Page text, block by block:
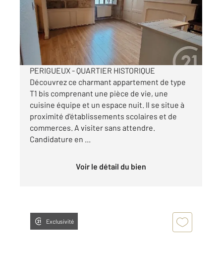
Appartement T1 à louer
423 €
par mois charges comprises
PERIGUEUX - QUARTIER HISTORIQUE
Découvrez ce charmant appartement de type
T1 bis comprenant une pièce de vie, une
cuisine équipe et un espace nuit. Il se situe à
proximité d'établissements scolaires et de
commerces. A visiter sans attendre.
Candidature en ...
Voir le détail du bien
Exclusivité